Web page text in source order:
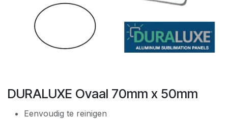
DURALUXE Ovaal 70mm x 50mm
Eenvoudig te reinigen